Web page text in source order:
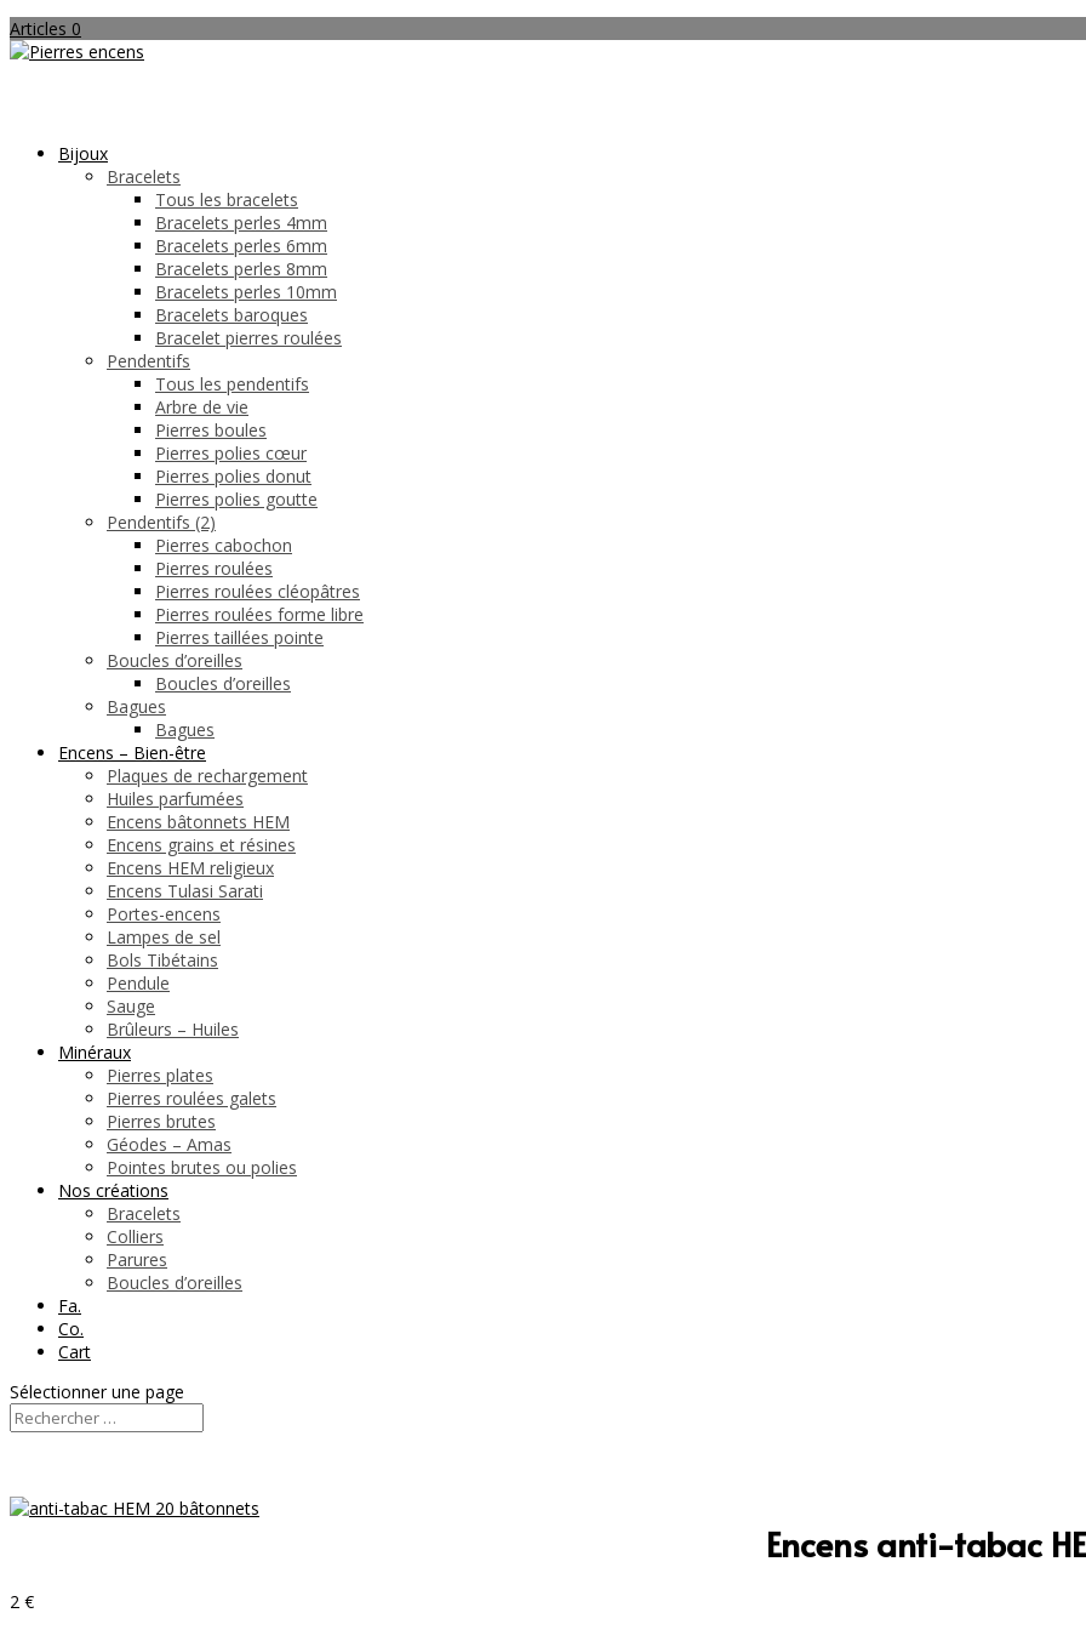
Articles 0
Bijoux
Bracelets
Tous les bracelets
Bracelets perles 4mm
Bracelets perles 6mm
Bracelets perles 8mm
Bracelets perles 10mm
Bracelets baroques
Bracelet pierres roulées
Pendentifs
Tous les pendentifs
Arbre de vie
Pierres boules
Pierres polies cœur
Pierres polies donut
Pierres polies goutte
Pendentifs (2)
Pierres cabochon
Pierres roulées
Pierres roulées cléopâtres
Pierres roulées forme libre
Pierres taillées pointe
Boucles d’oreilles
Boucles d’oreilles
Bagues
Bagues
Encens – Bien-être
Plaques de rechargement
Huiles parfumées
Encens bâtonnets HEM
Encens grains et résines
Encens HEM religieux
Encens Tulasi Sarati
Portes-encens
Lampes de sel
Bols Tibétains
Pendule
Sauge
Brûleurs – Huiles
Minéraux
Pierres plates
Pierres roulées galets
Pierres brutes
Géodes – Amas
Pointes brutes ou polies
Nos créations
Bracelets
Colliers
Parures
Boucles d’oreilles
Fa.
Co.
Cart
Sélectionner une page
Encens anti-tabac
2 €